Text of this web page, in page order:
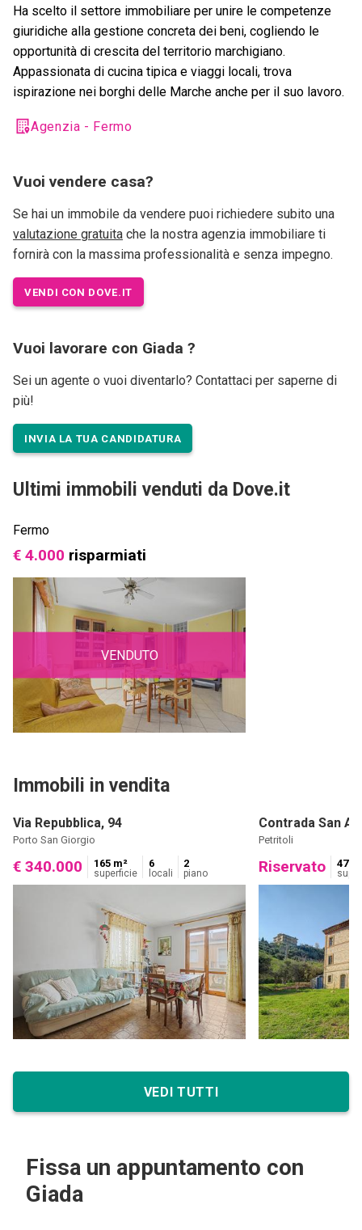
Ha scelto il settore immobiliare per unire le competenze
giuridiche alla gestione concreta dei beni, cogliendo le
opportunità di crescita del territorio marchigiano.
Appassionata di cucina tipica e viaggi locali, trova
ispirazione nei borghi delle Marche anche per il suo lavoro.
Agenzia - Fermo
Vuoi vendere casa?
Se hai un immobile da vendere puoi richiedere subito una
valutazione gratuita che la nostra agenzia immobiliare ti
fornirà con la massima professionalità e senza impegno.
VENDI CON DOVE.IT
Vuoi lavorare con Giada ?
Sei un agente o vuoi diventarlo? Contattaci per saperne di
più!
INVIA LA TUA CANDIDATURA
Ultimi immobili venduti da Dove.it
Fermo
€ 4.000 risparmiati
VENDUTO
Immobili in vendita
Via Repubblica, 94
Porto San Giorgio
€ 340.000 165 m²
superficie
6
locali
2
piano
Contrada San
Petritoli
Riservato 470
VEDI TUTTI
Fissa un appuntamento con
Giada